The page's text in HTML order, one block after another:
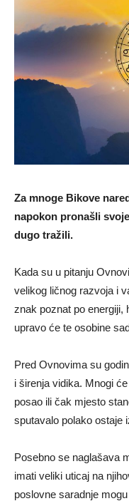
Za mnoge Bikove
napokon pronašli
dugo tražili.
Kada su u pitanju
velikog ličnog razvoja i
znak poznat po energiji,
upravo će te osobine
Pred Ovnovima su
i širenja vidika. Mnogi
posao ili čak mjesto
sputavalo polako ostaje
Posebno se naglašava
imati veliki uticaj na
poslovne saradnje